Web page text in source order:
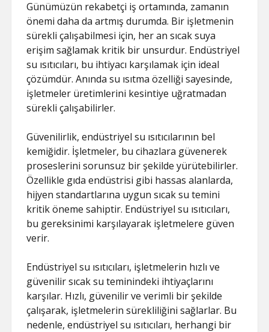
Günümüzün rekabetçi iş ortamında, zamanın
önemi daha da artmış durumda. Bir işletmenin
sürekli çalışabilmesi için, her an sıcak suya
erişim sağlamak kritik bir unsurdur. Endüstriyel
su ısıtıcıları, bu ihtiyacı karşılamak için ideal
çözümdür. Anında su ısıtma özelliği sayesinde,
işletmeler üretimlerini kesintiye uğratmadan
sürekli çalışabilirler.
Güvenilirlik, endüstriyel su ısıtıcılarının bel
kemiğidir. İşletmeler, bu cihazlara güvenerek
proseslerini sorunsuz bir şekilde yürütebilirler.
Özellikle gıda endüstrisi gibi hassas alanlarda,
hijyen standartlarına uygun sıcak su temini
kritik öneme sahiptir. Endüstriyel su ısıtıcıları,
bu gereksinimi karşılayarak işletmelere güven
verir.
Endüstriyel su ısıtıcıları, işletmelerin hızlı ve
güvenilir sıcak su teminindeki ihtiyaçlarını
karşılar. Hızlı, güvenilir ve verimli bir şekilde
çalışarak, işletmelerin sürekliliğini sağlarlar. Bu
nedenle, endüstriyel su ısıtıcıları, herhangi bir